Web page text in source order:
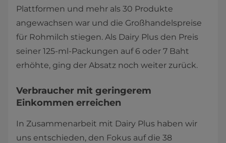
Plattformen und mehr als 30 Produkte
angewachsen war und die Großhandelspreise
für Rohmilch stiegen. Als Dairy Plus den Preis
seiner 125-ml-Packungen auf 6 oder 7 Baht
erhöhte, ging der Absatz noch weiter zurück.
Verbraucher mit geringerem
Einkommen erreichen
In Zusammenarbeit mit Dairy Plus haben wir
uns entschieden, den Fokus auf die 38